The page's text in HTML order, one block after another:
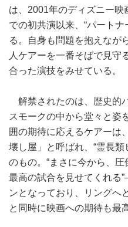
は、2001年のディズニー映
での初共演以来、“パート
る。自身も問題を抱えなが
人ケアーを一番そばで見守
合った演技をみせている。
解禁されたのは、歴史的
スモークの中から堂々と姿
囲の期待に応えるケアーは
壊し屋」と呼ばれ、“霊長
のもの。“まさに今から、
最高の試合を見せてくれる
ンとなっており、リングへ
と同時に映画への期待も最